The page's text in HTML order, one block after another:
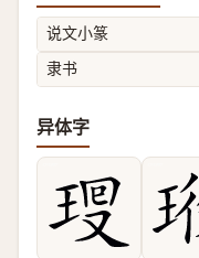
说文小篆
隶书
异体字